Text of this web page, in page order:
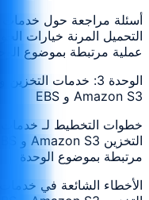
عملية مرتبطة بموضوع
الوحدة 3: خدمات
Amazon S3 و EBS
خطوات التخطيط لـ خدمات
مرتبطة بموضوع الوحدة
الأخطاء الشائعة في خدمات